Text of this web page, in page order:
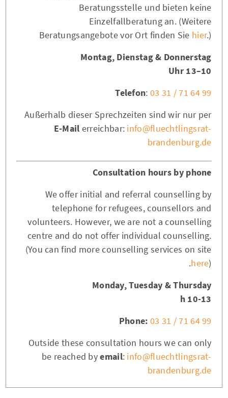
Beratungsstelle und bieten keine
Einzelfallberatung an. (Weitere
Beratungsangebote vor Ort finden Sie hier.)
Montag, Dienstag & Donnerstag
10–13 Uhr
Telefon: 03 31 / 71 64 99
Außerhalb dieser Sprechzeiten sind wir nur per
E-Mail erreichbar: info@fluechtlingsrat-
brandenburg.de
Consultation hours by phone
We offer initial and referral counselling by
telephone for refugees, counsellors and
volunteers. However, we are not a counselling
centre and do not offer individual counselling.
(You can find more counselling services on site
here).
Monday, Tuesday & Thursday
10-13 h
Phone: 03 31 / 71 64 99
Outside these consultation hours we can only
be reached byemail: info@fluechtlingsrat-
brandenburg.de